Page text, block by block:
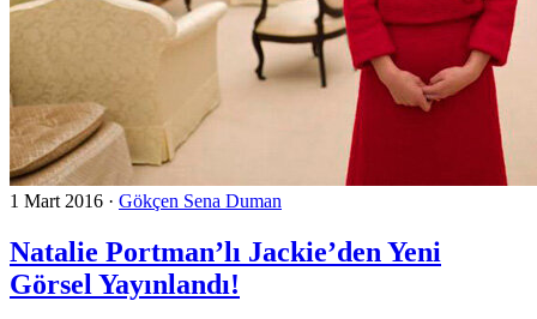
1 Mart 2016 · Gökçen Sena Duman
Natalie Portman’lı Jackie’den Yeni
Görsel Yayınlandı!